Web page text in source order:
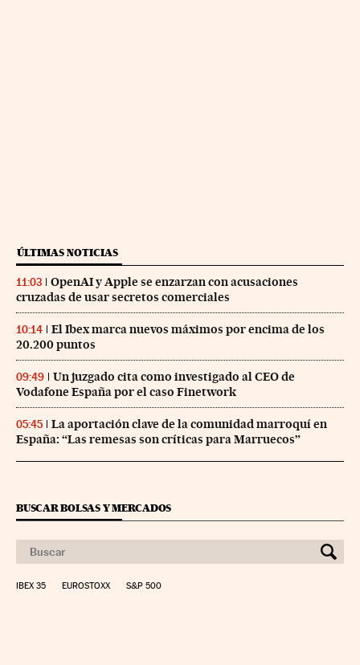
ÚLTIMAS NOTICIAS
11:03
OpenAI y Apple se enzarzan con acusaciones
cruzadas de usar secretos comerciales
10:14
El Ibex marca nuevos máximos por encima de los
20.200 puntos
09:49
Un juzgado cita como investigado al CEO de
Vodafone España por el caso Finetwork
05:45
La aportación clave de la comunidad marroquí en
España: “Las remesas son críticas para Marruecos”
BUSCAR BOLSAS Y MERCADOS
IBEX 35 EUROSTOXX S&P 500